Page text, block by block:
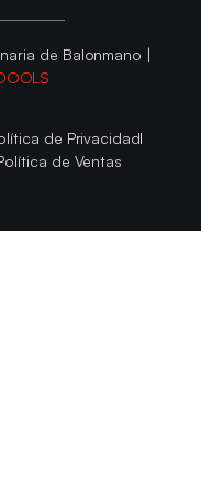
de Balonmano |
de Privacidad
de Ventas